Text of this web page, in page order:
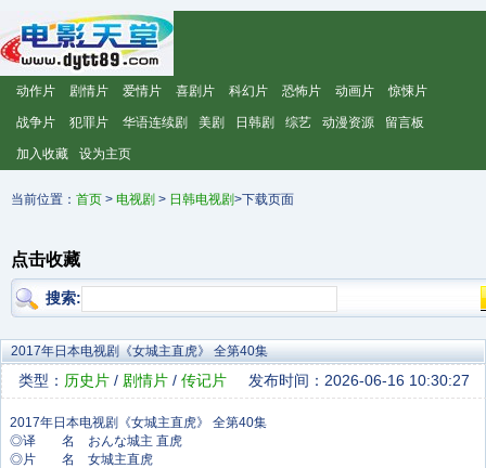
动作片 剧情片 爱情片 喜剧片 科幻片 恐怖片 动画片 惊悚片
战争片 犯罪片 华语连续剧 美剧 日韩剧 综艺 动漫资源 留言板
加入收藏 设为主页
当前位置： 首页 > 电视剧 > 日韩电视剧>下载页面
点击收藏
搜索:
2017年日本电视剧《女城主直虎》 全第40集
类型： 历史片 / 剧情片 / 传记片 发布时间：2026-06-16 10:30:27
◎译 名 おんな城主 直虎
◎片 名 女城主直虎